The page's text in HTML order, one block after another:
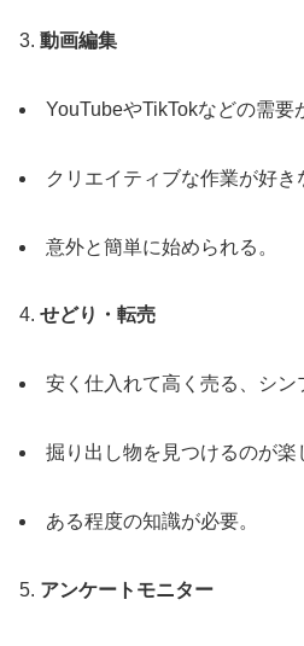
3. 動画編集
YouTubeやTikTokなどの需要
クリエイティブな作業が好き
意外と簡単に始められる。
4. せどり・転売
安く仕入れて高く売る、シン
掘り出し物を見つけるのが楽
ある程度の知識が必要。
5. アンケートモニター